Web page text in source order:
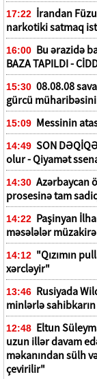
17:22 İrandan
narkotiki satmaq
16:00 Bu ərazidə
BAZA TAPILDI -
15:30 08.08.08
gürcü
15:09 Messinin
14:49 SON
olur - Qiyamət
14:30 Azərbaycan
prosesinə tam
14:22 Paşinyan
məsələlər
14:12 "Qızımın
xərcləyir"
13:46 Rusiyada
minlərlə
12:48 Eltun
uzun illər davam
məkanından sülh
çevirilir"